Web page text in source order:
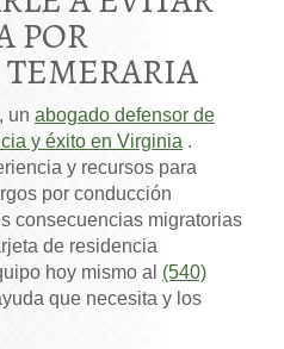
POR
un abogado defensor de
y éxito en Virginia .
y recursos para
por conducción
consecuencias migratorias
de residencia
hoy mismo al (540)
que necesita y los